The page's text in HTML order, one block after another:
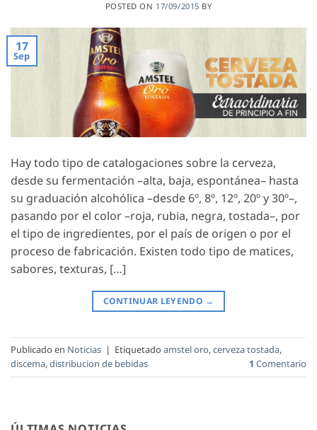
POSTED ON 17/09/2015 BY
17
Sep
Hay todo tipo de catalogaciones sobre la cerveza,
desde su fermentación –alta, baja, espontánea– hasta
su graduación alcohólica –desde 6º, 8º, 12º, 20º y 30º–,
pasando por el color –roja, rubia, negra, tostada–, por
el tipo de ingredientes, por el país de origen o por el
proceso de fabricación. Existen todo tipo de matices,
sabores, texturas, […]
CONTINUAR LEYENDO →
Publicado en Noticias | Etiquetado amstel oro,cerveza tostada,
discema,distribucion de bebidas 1 Comentario